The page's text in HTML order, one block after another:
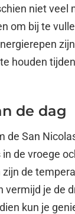
niet veel
om bij te
houden
de dag
de San
de vroege
zijn de
vermijd je de
kun je